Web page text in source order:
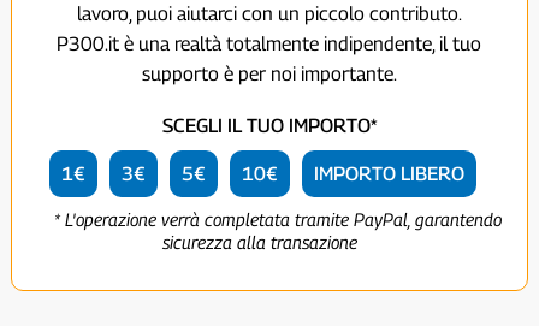
lavoro, puoi aiutarci con un piccolo contributo.
P300.it è una realtà totalmente indipendente, il tuo
supporto è per noi importante.
SCEGLI IL TUO IMPORTO*
1€ 3€ 5€ 10€ IMPORTO LIBERO
* L'operazione verrà completata tramite PayPal, garantendo
sicurezza alla transazione